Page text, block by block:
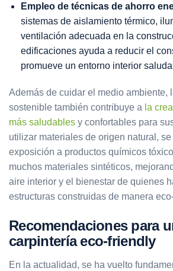
Empleo de técnicas de ahorro
sistemas de aislamiento térmico,
ventilación adecuada en la
edificaciones ayuda a reducir el
promueve un entorno interior
Además de cuidar el medio ambiente,
sostenible también contribuye a la
más saludables y confortables para
utilizar materiales de origen natural,
exposición a productos químicos
muchos materiales sintéticos,
aire interior y el bienestar de quienes
estructuras construidas de manera
Recomendaciones para
carpintería eco-friendly
En la actualidad, se ha vuelto